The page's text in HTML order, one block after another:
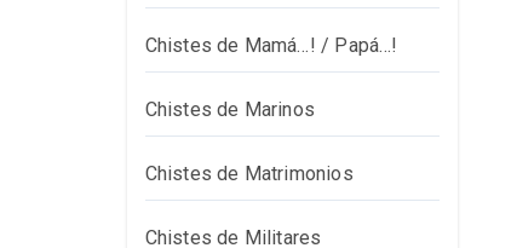
Chistes de Mamá…! / Papá…!
Chistes de Marinos
Chistes de Matrimonios
Chistes de Militares